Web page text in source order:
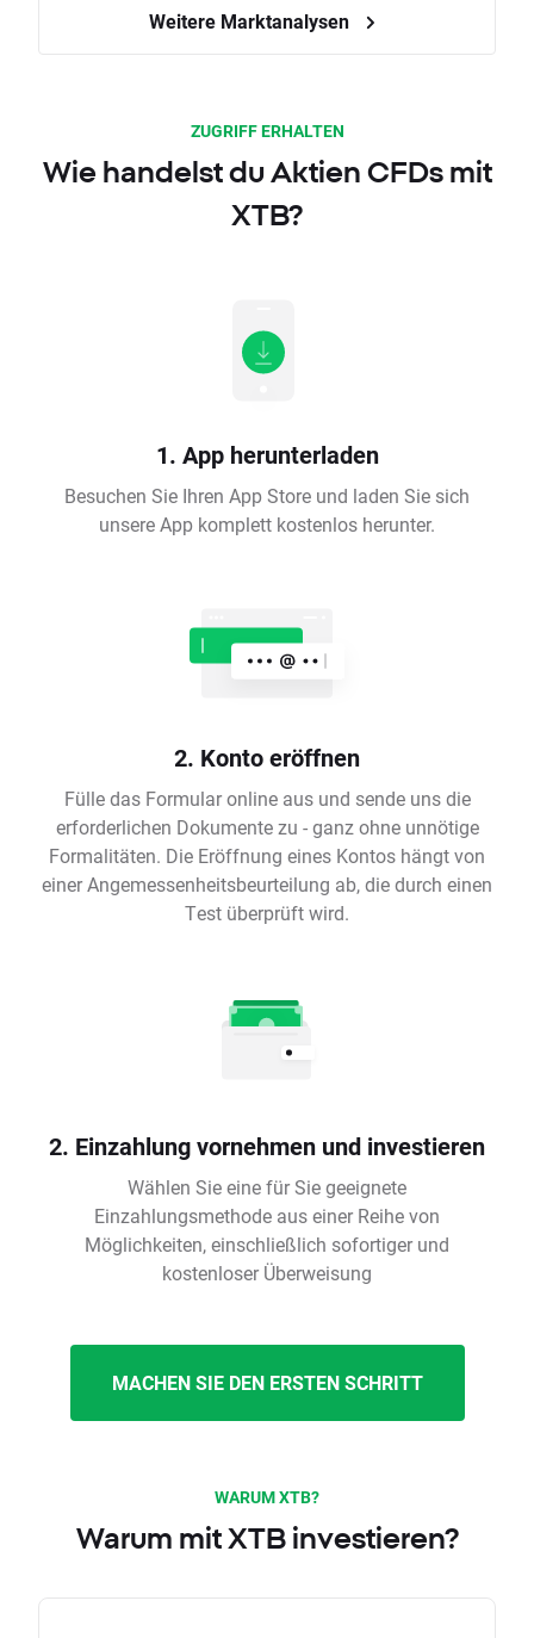
Weitere Marktanalysen
ZUGRIFF ERHALTEN
Wie handelst du Aktien CFDs mit
XTB?
1. App herunterladen
Besuchen Sie Ihren App Store und laden Sie sich
unsere App komplett kostenlos herunter.
2. Konto eröffnen
Fülle das Formular online aus und sende uns die
erforderlichen Dokumente zu - ganz ohne unnötige
Formalitäten. Die Eröffnung eines Kontos hängt von
einer Angemessenheitsbeurteilung ab, die durch einen
Test überprüft wird.
2. Einzahlung vornehmen und investieren
Wählen Sie eine für Sie geeignete
Einzahlungsmethode aus einer Reihe von
Möglichkeiten, einschließlich sofortiger und
kostenloser Überweisung
MACHEN SIE DEN ERSTEN SCHRITT
WARUM XTB?
Warum mit XTB investieren?